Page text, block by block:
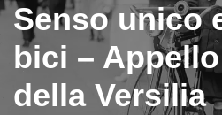
Senso unico
bici –
della Versilia